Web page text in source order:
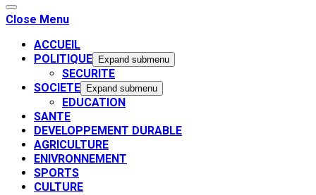
Close Menu
ACCUEIL
POLITIQUE
Expand submenu
SECURITE
SOCIETE
Expand submenu
EDUCATION
SANTE
DEVELOPPEMENT DURABLE
AGRICULTURE
ENIVRONNEMENT
SPORTS
CULTURE